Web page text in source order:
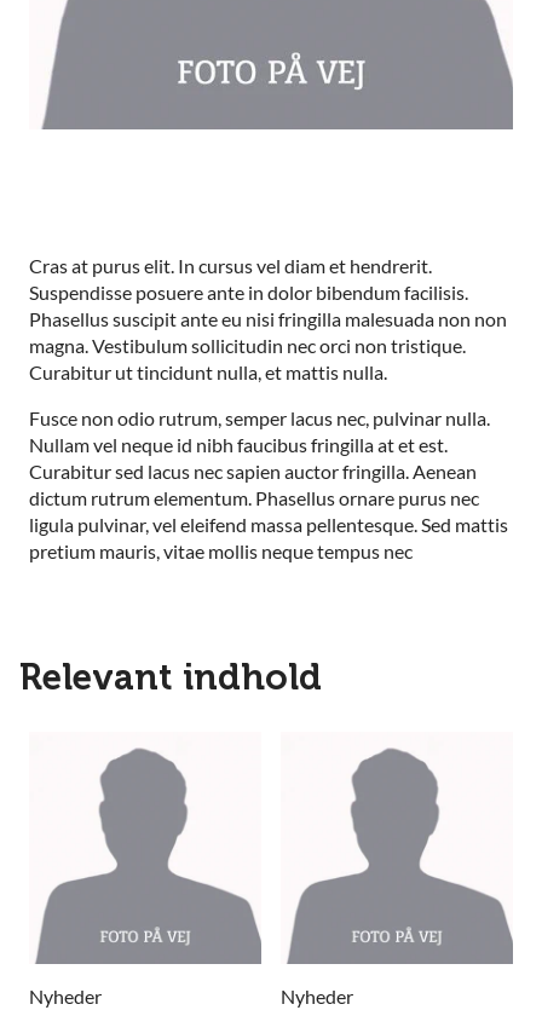
Cras at purus elit. In cursus vel diam et hendrerit.
Suspendisse posuere ante in dolor bibendum facilisis.
Phasellus suscipit ante eu nisi fringilla malesuada non non
magna. Vestibulum sollicitudin nec orci non tristique.
Curabitur ut tincidunt nulla, et mattis nulla.
Fusce non odio rutrum, semper lacus nec, pulvinar nulla.
Nullam vel neque id nibh faucibus fringilla at et est.
Curabitur sed lacus nec sapien auctor fringilla. Aenean
dictum rutrum elementum. Phasellus ornare purus nec
ligula pulvinar, vel eleifend massa pellentesque. Sed mattis
pretium mauris, vitae mollis neque tempus nec
Relevant indhold
Nyheder Nyheder